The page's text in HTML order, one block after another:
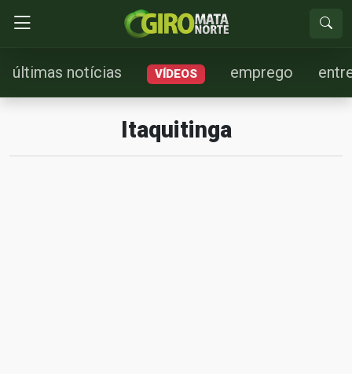
últimas notícias VÍDEOS emprego
Itaquitinga